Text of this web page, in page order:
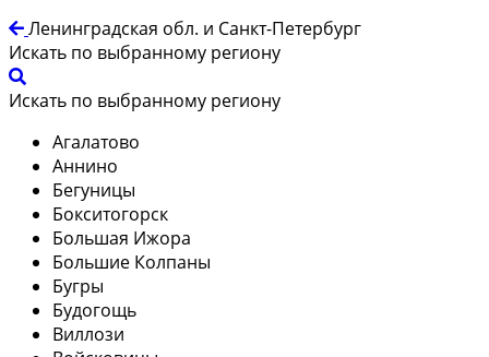
Ленинградская обл. и Санкт-Петербург
Искать по выбранному региону
Искать по выбранному региону
Агалатово
Аннино
Бегуницы
Бокситогорск
Большая Ижора
Большие Колпаны
Бугры
Будогощь
Виллози